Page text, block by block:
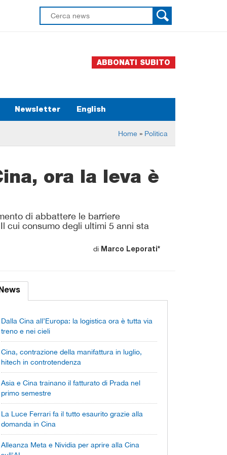
ABBONATI SUBITO
Newsletter English
Home » Politica
ora la leva è
di abbattere le barriere
cui consumo degli ultimi 5 anni sta
di Marco Leporati*
Dalla Cina all’Europa: la logistica ora è tutta via
treno e nei cieli
Cina, contrazione della manifattura in luglio,
hitech in controtendenza
Asia e Cina trainano il fatturato di Prada nel
primo semestre
La Luce Ferrari fa il tutto esaurito grazie alla
domanda in Cina
Alleanza Meta e Nividia per aprire alla Cina